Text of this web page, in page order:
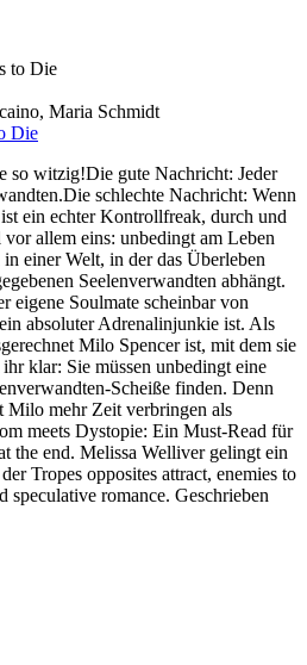
Maria Schmidt
Die
so witzig!Die gute Nachricht: Jeder
schlechte Nachricht: Wenn
ein echter Kontrollfreak, durch und
allem eins: unbedingt am Leben
einer Welt, in der das Überleben
Seelenverwandten abhängt.
eigene Soulmate scheinbar von
absoluter Adrenalinjunkie ist. Als
Milo Spencer ist, mit dem sie
klar: Sie müssen unbedingt eine
Scheiße finden. Denn
mehr Zeit verbringen als
meets Dystopie: Ein Must-Read für
the end. Melissa Welliver gelingt ein
Tropes opposites attract, enemies to
speculative romance. Geschrieben